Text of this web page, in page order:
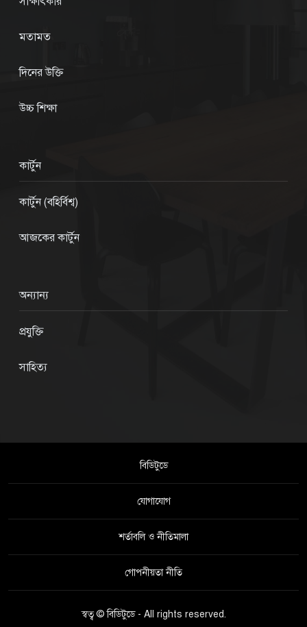
মতামত
দিনের উক্তি
উচ্চ শিক্ষা
কার্টুন
কার্টুন (বহির্বিশ্ব)
আজকের কার্টুন
অন্যান্য
প্রযুক্তি
সাহিত্য
বিডিটুডে
যোগাযোগ
শর্তাবলি ও নীতিমালা
গোপনীয়তা নীতি
স্বত্ব © বিডিটুডে - All rights reserved.